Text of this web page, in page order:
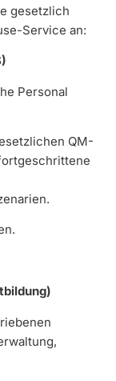
gesetzlich
Service an:
Personal
QM-